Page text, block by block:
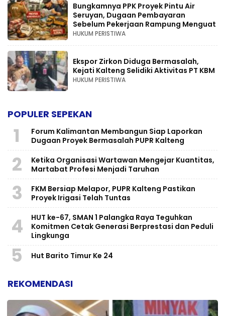
Bungkamnya PPK Proyek Pintu Air
Seruyan, Dugaan Pembayaran
Sebelum Pekerjaan Rampung Menguat
HUKUM PERISTIWA
Ekspor Zirkon Diduga Bermasalah,
Kejati Kalteng Selidiki Aktivitas PT KBM
HUKUM PERISTIWA
POPULER SEPEKAN
1
Forum Kalimantan Membangun Siap Laporkan
Dugaan Proyek Bermasalah PUPR Kalteng
2
Ketika Organisasi Wartawan Mengejar Kuantitas,
Martabat Profesi Menjadi Taruhan
3
FKM Bersiap Melapor, PUPR Kalteng Pastikan
Proyek Irigasi Telah Tuntas
4
HUT ke-67, SMAN 1 Palangka Raya Teguhkan
Komitmen Cetak Generasi Berprestasi dan Peduli
Lingkunga
5 Hut Barito Timur Ke 24
REKOMENDASI